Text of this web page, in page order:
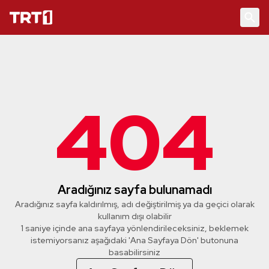
404
Aradığınız sayfa bulunamadı
Aradığınız sayfa kaldırılmış, adı değiştirilmiş ya da geçici olarak
kullanım dışı olabilir
1 saniye içinde ana sayfaya yönlendirileceksiniz, beklemek
istemiyorsanız aşağıdaki 'Ana Sayfaya Dön' butonuna
basabilirsiniz